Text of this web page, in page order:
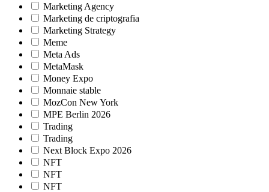
Marketing Agency
Marketing de criptografia
Marketing Strategy
Meme
Meta Ads
MetaMask
Money Expo
Monnaie stable
MozCon New York
MPE Berlin 2026
Trading
Trading
Next Block Expo 2026
NFT
NFT
NFT